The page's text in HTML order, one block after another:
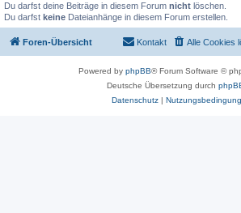
Du darfst deine Beiträge in diesem Forum nicht löschen.
Du darfst keine Dateianhänge in diesem Forum erstellen.
Foren-Übersicht Alle Cookies
Kontakt
Powered by phpBB® Forum Software ©
Deutsche Übersetzung durch
Datenschutz|